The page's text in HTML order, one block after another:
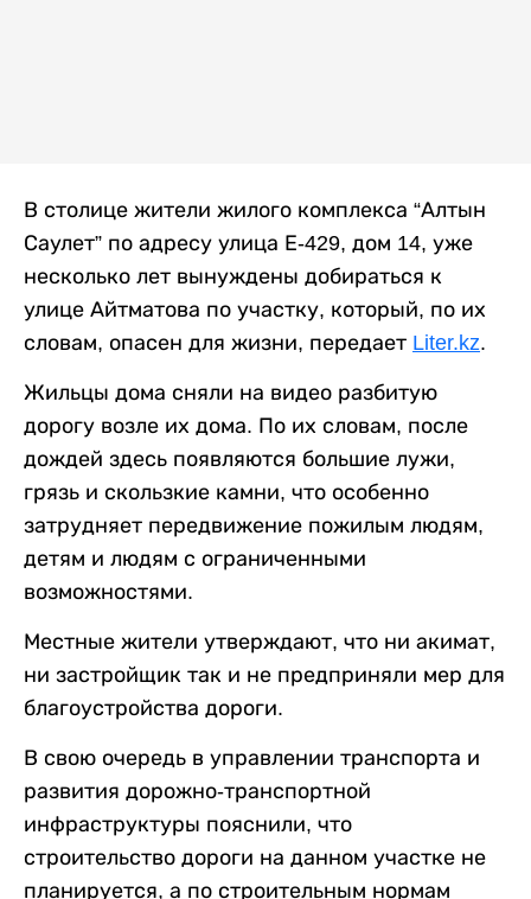
В столице жители жилого комплекса “Алтын
Саулет” по адресу улица Е-429, дом 14, уже
несколько лет вынуждены добираться к
улице Айтматова по участку, который, по их
словам, опасен для жизни, передает Liter.kz.
Жильцы дома сняли на видео разбитую
дорогу возле их дома. По их словам, после
дождей здесь появляются большие лужи,
грязь и скользкие камни, что особенно
затрудняет передвижение пожилым людям,
детям и людям с ограниченными
возможностями.
Местные жители утверждают, что ни акимат,
ни застройщик так и не предприняли мер для
благоустройства дороги.
В свою очередь в управлении транспорта и
развития дорожно-транспортной
инфраструктуры пояснили, что
строительство дороги на данном участке не
планируется, а по строительным нормам